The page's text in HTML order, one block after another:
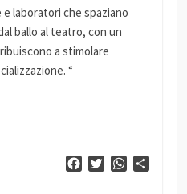
laboratori che spaziano
ballo al teatro, con un
a stimolare
“
FacebookTwitterWhatsApp